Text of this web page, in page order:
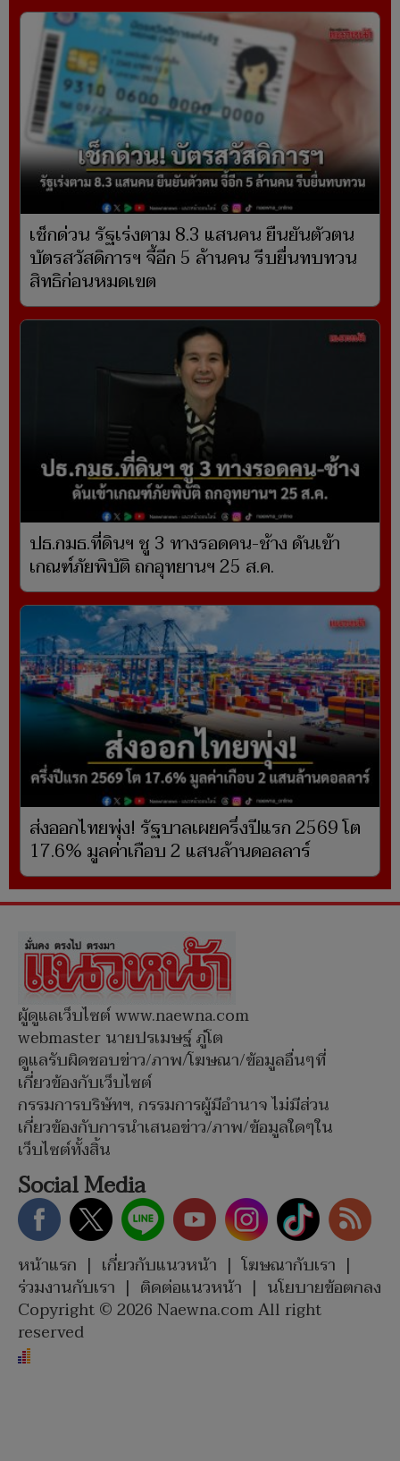
เช็กด่วน รัฐเร่งตาม 8.3 แสนคน ยืนยันตัวตน
บัตรสวัสดิการฯ จี้อีก 5 ล้านคน รีบยื่นทบทวน
สิทธิก่อนหมดเขต
ปธ.กมธ.ที่ดินฯ ชู 3 ทางรอดคน-ช้าง ดันเข้า
เกณฑ์ภัยพิบัติ ถกอุทยานฯ 25 ส.ค.
ส่งออกไทยพุ่ง! รัฐบาลเผยครึ่งปีแรก 2569 โต
17.6% มูลค่าเกือบ 2 แสนล้านดอลลาร์
ผู้ดูแลเว็บไซต์ www.naewna.com
webmaster นายปรเมษฐ์ ภู่โต
ดูแลรับผิดชอบข่าว/ภาพ/โฆษณา/ข้อมูลอื่นๆที่
เกี่ยวข้องกับเว็บไซต์
กรรมการบริษัทฯ, กรรมการผู้มีอำนาจ ไม่มีส่วน
เกี่ยวข้องกับการนำเสนอข่าว/ภาพ/ข้อมูลใดๆใน
เว็บไซต์ทั้งสิ้น
Social Media
หน้าแรก | เกี่ยวกับแนวหน้า | โฆษณากับเรา |
ร่วมงานกับเรา | ติดต่อแนวหน้า | นโยบายข้อตกลง
Copyright © 2026 Naewna.com All right
reserved